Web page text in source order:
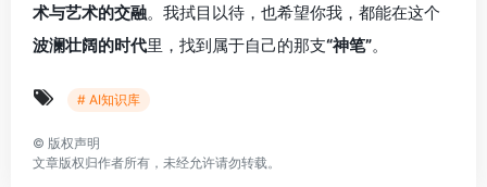
术与艺术的交融。我拭目以待，也希望你我，都能在这个
波澜壮阔的时代里，找到属于自己的那支“神笔”。
# AI知识库
© 版权声明
文章版权归作者所有，未经允许请勿转载。